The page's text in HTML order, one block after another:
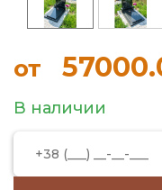
от
В наличии